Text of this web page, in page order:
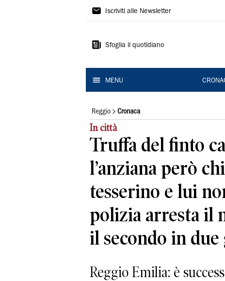
Gazzetta
Reggio
Iscriviti alle Newsletter
Sfoglia il quotidiano
MENU
Reggio Cronaca
In città
Truffa del finto
l’anziana però
tesserino e lui
polizia arresta il
il secondo in
Reggio Emilia: è